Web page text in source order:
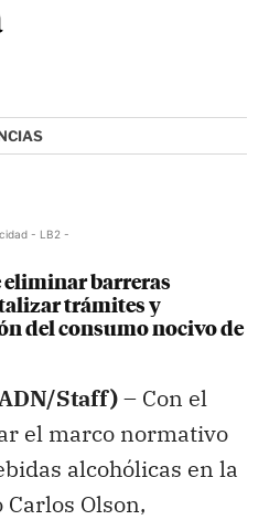
- LB2 -
eliminar barreras
trámites y
del consumo nocivo de
Staff) – Con el
el marco normativo
alcohólicas en la
Olson,